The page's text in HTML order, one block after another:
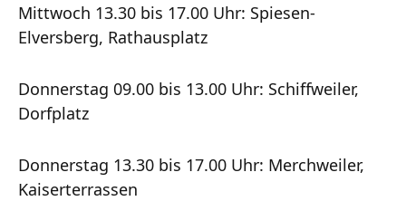
Mittwoch 13.30 bis 17.00 Uhr: Spiesen-
Elversberg, Rathausplatz
Donnerstag 09.00 bis 13.00 Uhr: Schiffweiler,
Dorfplatz
Donnerstag 13.30 bis 17.00 Uhr: Merchweiler,
Kaiserterrassen